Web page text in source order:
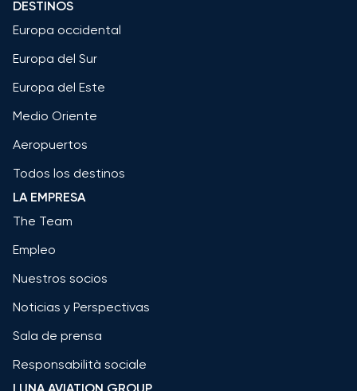
DESTINOS
Europa occidental
Europa del Sur
Europa del Este
Medio Oriente
Aeropuertos
Todos los destinos
LA EMPRESA
The Team
Empleo
Nuestros socios
Noticias y Perspectivas
Sala de prensa
Responsabilità sociale